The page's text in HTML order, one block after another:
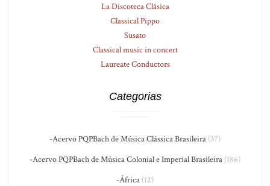
La Discoteca Clásica
Classical Pippo
Susato
Classical music in concert
Laureate Conductors
Categorias
-Acervo PQPBach de Música Clássica Brasileira (37)
-Acervo PQPBach de Música Colonial e Imperial Brasileira (186)
-África (12)